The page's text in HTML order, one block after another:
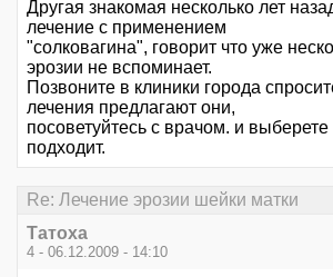
Другая знакомая несколько лет
лечение с применением
"солковагина", говорит что уже
эрозии не вспоминает.
Позвоните в клиники города
лечения предлагают они,
посоветуйтесь с врачом. и
подходит.
Re: Лечение эрозии шейки матки
Татоха
4 - 06.12.2009 - 14:10